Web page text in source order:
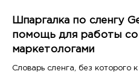
Шпаргалка по сленгу
помощь для работы со
маркетологами
Словарь сленга, без которого